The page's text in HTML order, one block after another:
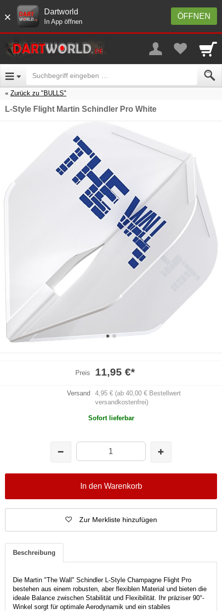
× ÖFFNEN
Dartworld
In App öffnen
Zurück zu "BULLS"
L-Style Flight Martin Schindler Pro White
Preis 11,95 €*
Versand
4,95 € (ab 40,00 € Bestellwert
versandkostenfrei)
Sofort lieferbar
In den Warenkorb
Zur Merkliste hinzufügen
Beschreibung
Die Martin "The Wall" Schindler L-Style Champagne Flight Pro
bestehen aus einem robusten, aber flexiblen Material und bieten die
ideale Balance zwischen Stabilität und Flexibilität. Ihr präziser 90°-
Winkel sorgt für optimale Aerodynamik und ein stabiles